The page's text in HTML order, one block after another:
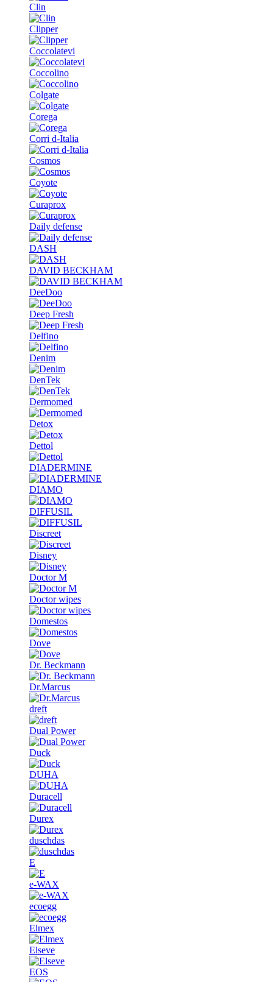
Clin
Clipper
Coccolatevi
Coccolino
Colgate
Corega
Corri d-Italia
Cosmos
Coyote
Curaprox
Daily defense
DASH
DAVID BECKHAM
DeeDoo
Deep Fresh
Delfino
Denim
DenTek
Dermomed
Detox
Dettol
DIADERMINE
DIAMO
DIFFUSIL
Discreet
Disney
Doctor M
Doctor wipes
Domestos
Dove
Dr. Beckmann
Dr.Marcus
dreft
Dual Power
Duck
DUHA
Duracell
Durex
duschdas
E
e-WAX
ecoegg
Elmex
Elseve
EOS